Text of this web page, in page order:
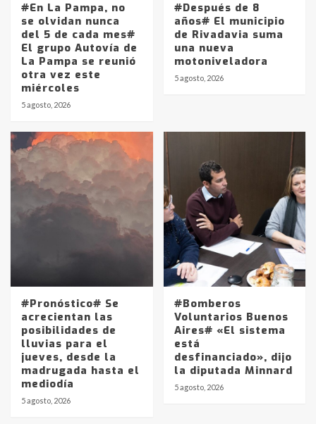
#En La Pampa, no
se olvidan nunca
del 5 de cada mes#
El grupo Autovía de
La Pampa se reunió
otra vez este
miércoles
5 agosto, 2026
#Después de 8
años# El municipio
de Rivadavia suma
una nueva
motoniveladora
5 agosto, 2026
#Pronóstico# Se
acrecientan las
posibilidades de
lluvias para el
jueves, desde la
madrugada hasta el
mediodía
5 agosto, 2026
#Bomberos
Voluntarios Buenos
Aires# «El sistema
está
desfinanciado», dijo
la diputada Minnard
5 agosto, 2026